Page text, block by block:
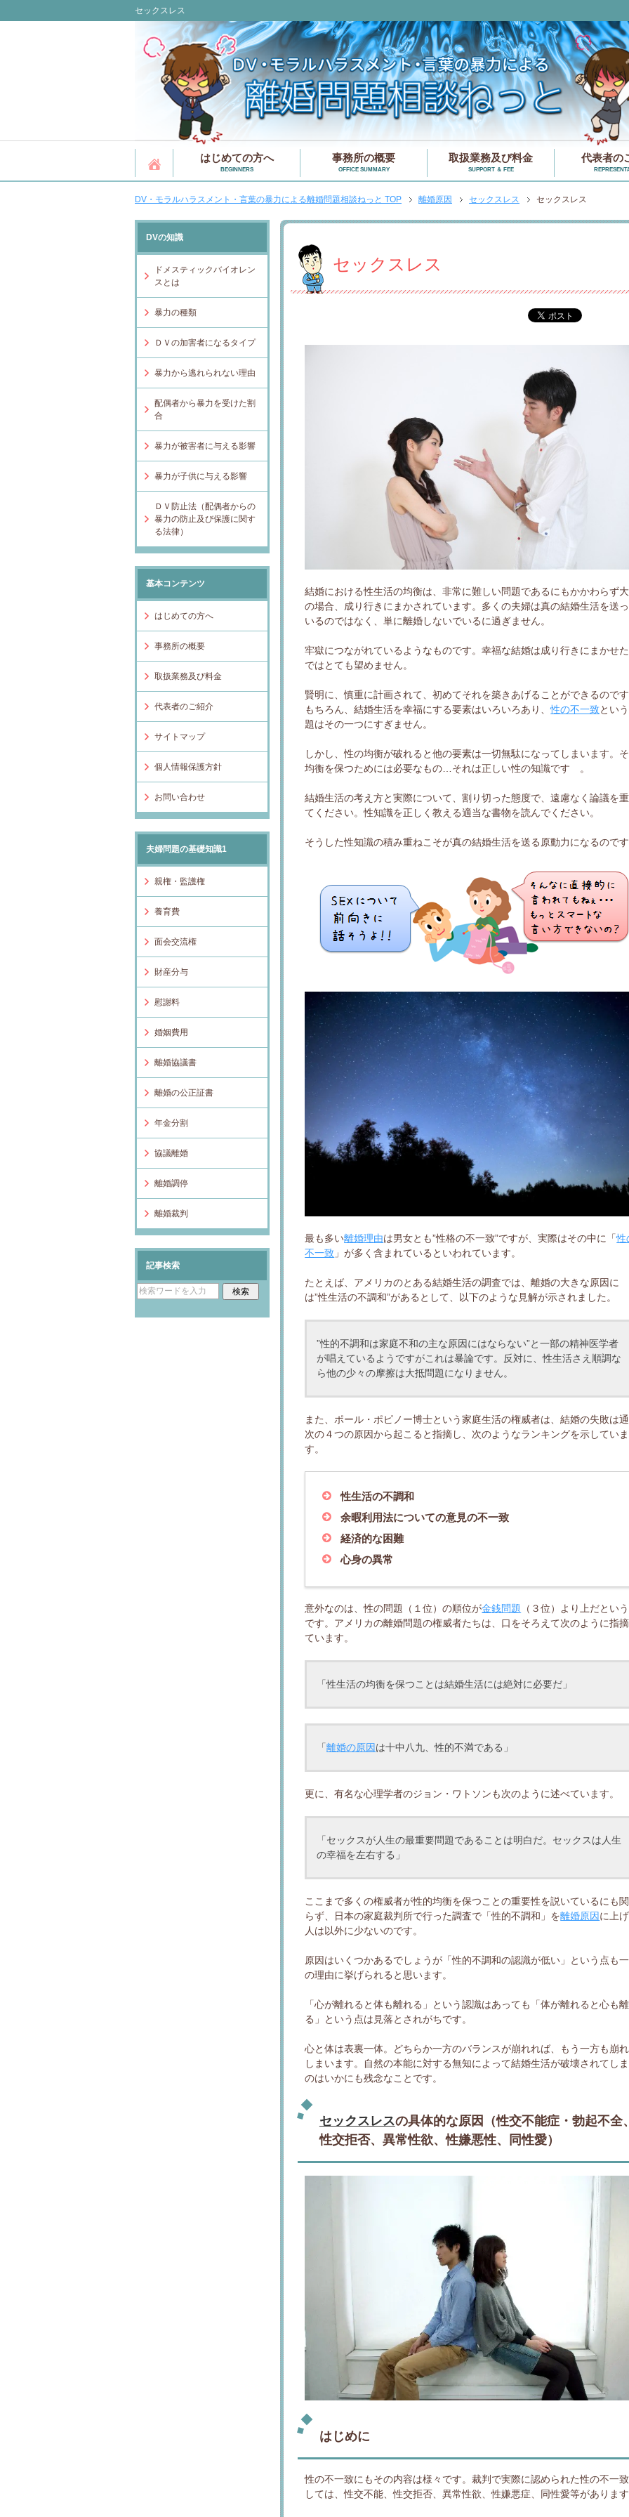
セックスレス
はじめての方へ
BEGINNERS
事務所の概要
OFFICE SUMMARY
取扱業務及び料金
SUPPORT ＆ FEE
代表者の
DV・モラルハラスメント・言葉の暴力による離婚問題相談ねっと TOP 離婚原因 セックスレス セックスレス
セックスレス
結婚における性生活の均衡は、非常に難しい問題であるにもかかわらず
の場合、成り行きにまかされています。多くの夫婦は真の結婚生活を送
いるのではなく、単に離婚しないでいるに過ぎません。
牢獄につながれているようなものです。幸福な結婚は成り行きにまかせ
ではとても望めません。
賢明に、慎重に計画されて、初めてそれを築きあげることができるのです
もちろん、結婚生活を幸福にする要素はいろいろあり、性の不一致とい
題はその一つにすぎません。
しかし、性の均衡が破れると他の要素は一切無駄になってしまいます。
均衡を保つためには必要なもの…それは正しい性の知識です 。
結婚生活の考え方と実際について、割り切った態度で、遠慮なく論議を
てください。性知識を正しく教える適当な書物を読んでください。
そうした性知識の積み重ねこそが真の結婚生活を送る原動力になるのです
最も多い離婚理由は男女とも”性格の不一致”ですが、実際はその中に「性
不一致 」が多く含まれているといわれています。
たとえば、アメリカのとある結婚生活の調査では、離婚の大きな原因に
は”性生活の不調和”があるとして、以下のような見解が示されました。
”性的不調和は家庭不和の主な原因にはならない”と一部の精神医学者
が唱えているようですがこれは暴論です。反対に、性生活さえ順調な
ら他の少々の摩擦は大抵問題になりません。
また、ポール・ポピノー博士という家庭生活の権威者は、結婚の失敗は
次の４つの原因から起こると指摘し、次のようなランキングを示していま
す。
性生活の不調和
余暇利用法についての意見の不一致
経済的な困難
心身の異常
意外なのは、性の問題（１位）の順位が金銭問題 （３位）より上だとい
です。アメリカの離婚問題の権威者たちは、口をそろえて次のように指
ています。
「性生活の均衡を保つことは結婚生活には絶対に必要だ」
「離婚の原因は十中八九、性的不満である」
更に、有名な心理学者のジョン・ワトソンも次のように述べています。
「セックスが人生の最重要問題であることは明白だ。セックスは人生
の幸福を左右する」
ここまで多くの権威者が性的均衡を保つことの重要性を説いているにも
らず、日本の家庭裁判所で行った調査で「性的不調和」を離婚原因に上
人は以外に少ないのです。
原因はいくつかあるでしょうが「性的不調和の認識が低い」という点も
の理由に挙げられると思います。
「心が離れると体も離れる」という認識はあっても「体が離れると心も
る」という点は見落とされがちです。
心と体は表裏一体。どちらか一方のバランスが崩れれば、もう一方も崩
しまいます。自然の本能に対する無知によって結婚生活が破壊されてしま
のはいかにも残念なことです。
セックスレスの具体的な原因（性交不能症・勃起不全、
性交拒否、異常性欲、性嫌悪性、同性愛）
はじめに
性の不一致にもその内容は様々です。裁判で実際に認められた性の不一致
しては、性交不能、性交拒否、異常性欲、性嫌悪症、同性愛等があります
DVの知識
ドメスティックバイオレン
スとは
暴力の種類
ＤＶの加害者になるタイプ
暴力から逃れられない理由
配偶者から暴力を受けた割
合
暴力が被害者に与える影響
暴力が子供に与える影響
ＤＶ防止法（配偶者からの
暴力の防止及び保護に関す
る法律）
基本コンテンツ
はじめての方へ
事務所の概要
取扱業務及び料金
代表者のご紹介
サイトマップ
個人情報保護方針
お問い合わせ
夫婦問題の基礎知識1
親権・監護権
養育費
面会交流権
財産分与
慰謝料
婚姻費用
離婚協議書
離婚の公正証書
年金分割
協議離婚
離婚調停
離婚裁判
記事検索